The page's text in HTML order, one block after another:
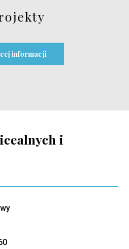
informacji
i